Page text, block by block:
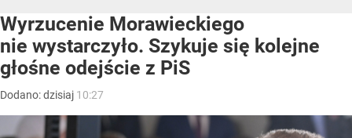
Wyrzucenie Morawieckiego
nie wystarczyło. Szykuje się kolejne
głośne odejście z PiS
Dodano:dzisiaj 10:27